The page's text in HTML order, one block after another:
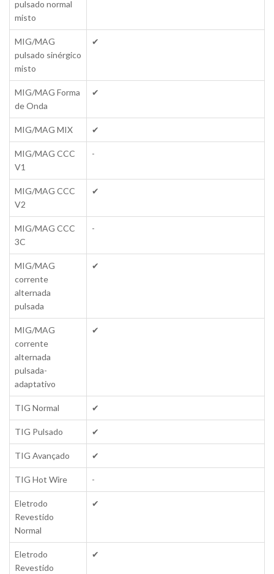
pulsado normal
misto
MIG/MAG
pulsado sinérgico
misto
✔
MIG/MAG Forma
de Onda
✔
MIG/MAG MIX ✔
MIG/MAG CCC
V1
-
MIG/MAG CCC
V2
✔
MIG/MAG CCC
3C
-
MIG/MAG
corrente
alternada
pulsada
✔
MIG/MAG
corrente
alternada
pulsada-
adaptativo
✔
TIG Normal ✔
TIG Pulsado ✔
TIG Avançado ✔
TIG Hot Wire -
Eletrodo
Revestido
Normal
✔
Eletrodo
Revestido
✔